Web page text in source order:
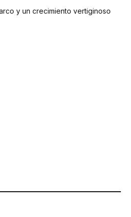
y un crecimiento vertiginoso